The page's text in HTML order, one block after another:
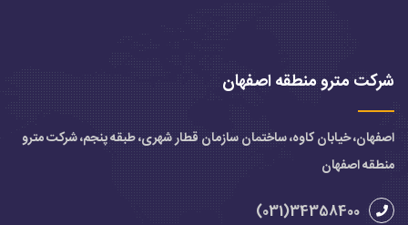
شرکت مترو منطقه اصفهان
اصفهان، خیابان کاوه، ساختمان سازمان قطار شهری، طبقه پنجم، شرکت مترو
منطقه اصفهان
34358400(031)